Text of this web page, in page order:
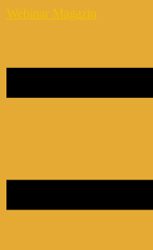
Webinar Magazin